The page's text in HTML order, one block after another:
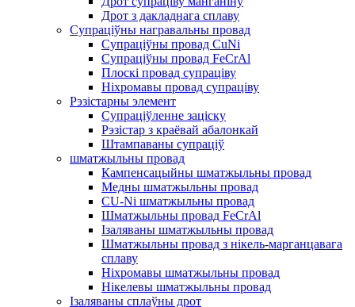
Дрот з дакладнага сплаву
Супраціўны награвальны провад
Супраціўны провад CuNi
Супраціўны провад FeCrAl
Плоскі провад супраціву
Ніхромавы провад супраціву
Рэзістарны элемент
Супраціўленне заціску
Рэзістар з краёвай абалонкай
Штампаваны супраціў
шматжыльны провад
Кампенсацыйны шматжыльны провад
Медны шматжыльны провад
CU-Ni шматжыльны провад
Шматжыльны провад FeCrAl
Ізаляваны шматжыльны провад
Шматжыльны провад з нікель-марганцавага
сплаву
Ніхромавы шматжыльны провад
Нікелевы шматжыльны провад
Ізаляваны сплаўны дрот